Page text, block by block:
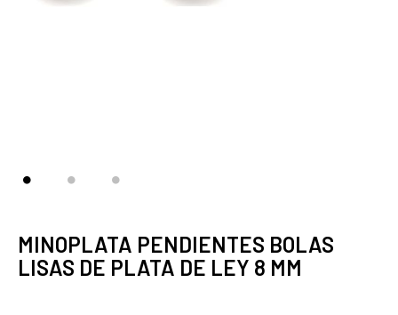
MINOPLATA PENDIENTES BOLAS
LISAS DE PLATA DE LEY 8 MM